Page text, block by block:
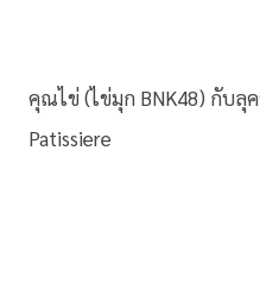
คุณไข่ (ไข่มุก BNK48) กับลุ
Patissiere